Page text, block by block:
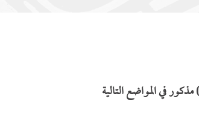
في المواضع التالية